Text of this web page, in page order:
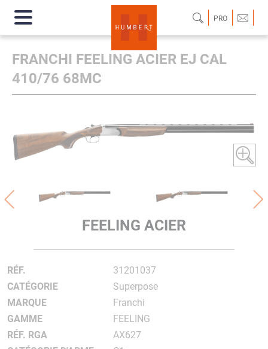
PRO
FRANCHI FEELING ACIER EJ CAL
410/76 68MC
FEELING ACIER
RÉF.
31201037
CATÉGORIE
Superpose
MARQUE
Franchi
GAMME
FEELING
RÉF. RGA
AX627